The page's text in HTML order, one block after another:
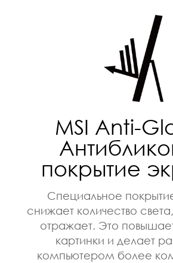
MSI Anti-
покрытие
Специальное
снижает количество
отражает. Это
картинки и делает
компьютером более